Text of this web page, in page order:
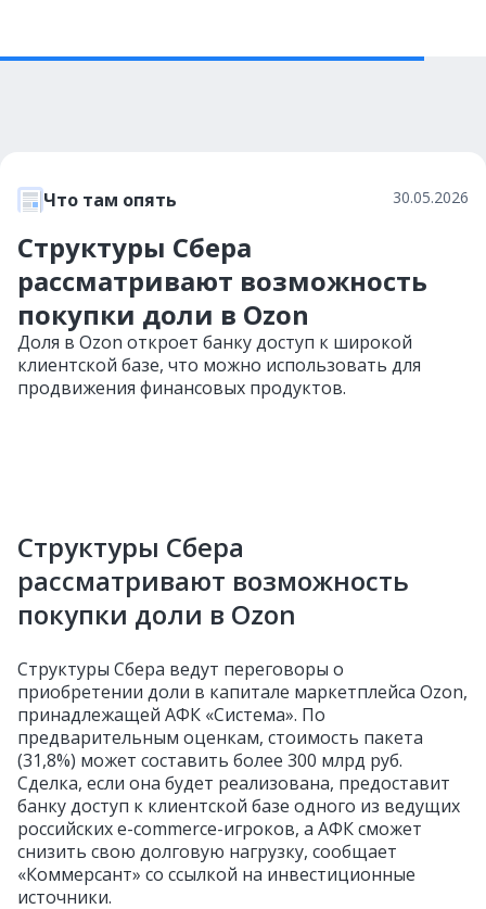
Что там опять 30.05.2026
Структуры Сбера
рассматривают возможность
покупки доли в Ozon
Доля в Ozon откроет банку доступ к широкой
клиентской базе, что можно использовать для
продвижения финансовых продуктов.
Структуры Сбера
рассматривают возможность
покупки доли в Ozon
Структуры Сбера ведут переговоры о
приобретении доли в капитале маркетплейса Ozon,
принадлежащей АФК «Система». По
предварительным оценкам, стоимость пакета
(31,8%) может составить более 300 млрд руб.
Сделка, если она будет реализована, предоставит
банку доступ к клиентской базе одного из ведущих
российских e-commerce-игроков, а АФК сможет
снизить свою долговую нагрузку, сообщает
«Коммерсант» со ссылкой на инвестиционные
источники.